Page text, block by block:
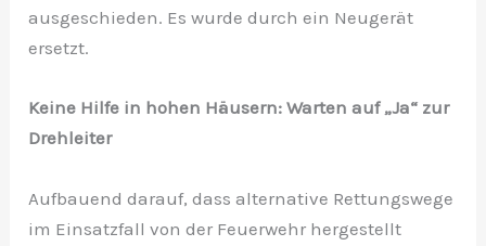
ausgeschieden. Es wurde durch ein Neugerät
ersetzt.
Keine Hilfe in hohen Häusern: Warten auf „Ja“ zur
Drehleiter
Aufbauend darauf, dass alternative Rettungswege
im Einsatzfall von der Feuerwehr hergestellt